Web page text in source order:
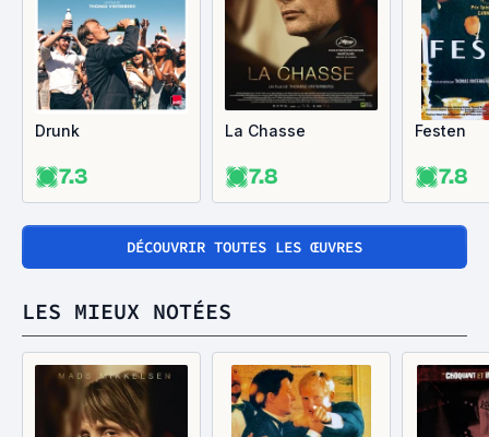
Drunk
7.3
La Chasse
7.8
Festen
7.8
DÉCOUVRIR TOUTES LES ŒUVRES
LES MIEUX NOTÉES